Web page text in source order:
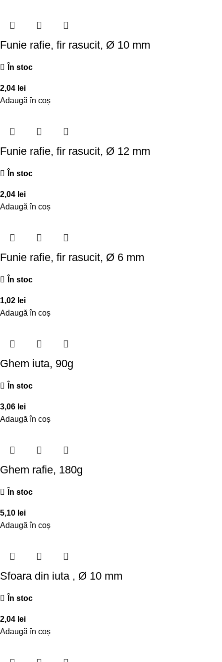
Funie rafie, fir rasucit, Ø 10 mm
În stoc
2,04 lei
Adaugă în coș
Funie rafie, fir rasucit, Ø 12 mm
În stoc
2,04 lei
Adaugă în coș
Funie rafie, fir rasucit, Ø 6 mm
În stoc
1,02 lei
Adaugă în coș
Ghem iuta, 90g
În stoc
3,06 lei
Adaugă în coș
Ghem rafie, 180g
În stoc
5,10 lei
Adaugă în coș
Sfoara din iuta , Ø 10 mm
În stoc
2,04 lei
Adaugă în coș